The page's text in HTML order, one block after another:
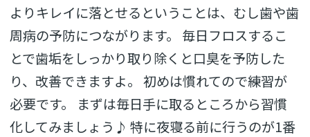
よりキレイに落とせるということは、むし歯や歯
周病の予防につながります。 毎日フロスするこ
とで歯垢をしっかり取り除くと口臭を予防した
り、改善できますよ。 初めは慣れてので練習が
必要です。 まずは毎日手に取るところから習慣
化してみましょう♪ 特に夜寝る前に行うのが1番